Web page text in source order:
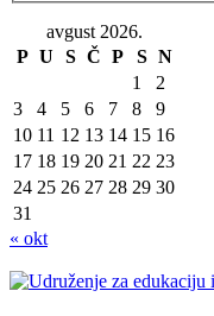
avgust 2026.
P U S Č P S N
1
2
3
4 5 6 7 8
9
10 11 12 13 14 15 16
17 18 19 20 21 22 23
24 25 26 27 28 29 30
31
« okt